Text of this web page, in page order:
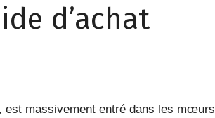
d’achat
est massivement entré dans les mœurs